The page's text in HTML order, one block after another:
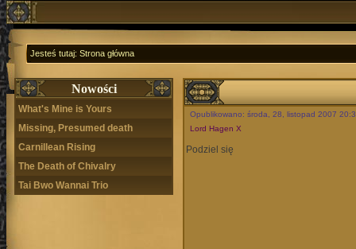
Jesteś tutaj: Strona główna
Nowości
What's Mine is Yours
Missing, Presumed death
Carnillean Rising
The Death of Chivalry
Tai Bwo Wannai Trio
Opublikowano: środa, 28, listopad 2007
Lord Hagen X
Podziel się